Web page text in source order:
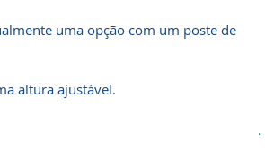
uma opção com um poste de
altura ajustável.
.